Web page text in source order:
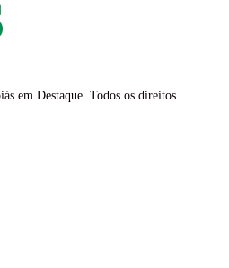
em Destaque. Todos os direitos